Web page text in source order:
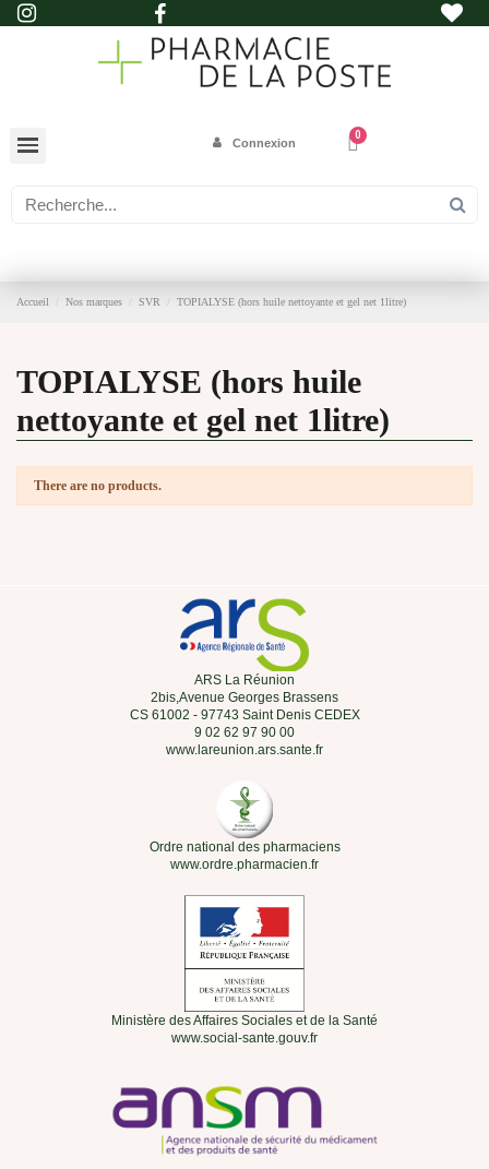
Connexion
Accueil Nos marques SVR TOPIALYSE (hors huile nettoyante et gel net 1litre)
TOPIALYSE (hors huile
nettoyante et gel net 1litre)
There are no products.
ARS La Réunion
2bis,Avenue Georges Brassens
CS 61002 - 97743 Saint Denis CEDEX
9 02 62 97 90 00
www.lareunion.ars.sante.fr
Ordre national des pharmaciens
www.ordre.pharmacien.fr
Ministère des Affaires Sociales et de la Santé
www.social-sante.gouv.fr